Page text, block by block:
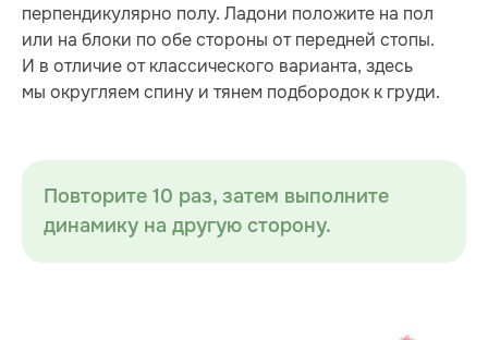
перпендикулярно полу. Ладони положите на пол
или на блоки по обе стороны от передней стопы.
И в отличие от классического варианта, здесь
мы округляем спину и тянем подбородок к груди.
Повторите 10 раз, затем выполните
динамику на другую сторону.